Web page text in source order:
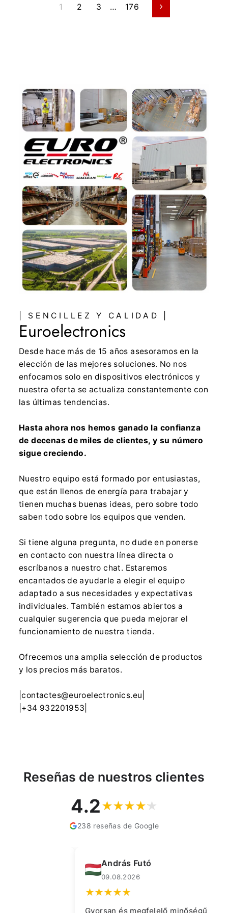
1 2 3 … 176 Siguiente
| SENCILLEZ Y CALIDAD |
Euroelectronics
Desde hace más de 15 años asesoramos en la
elección de las mejores soluciones. No nos
enfocamos solo en dispositivos electrónicos y
nuestra oferta se actualiza constantemente con
las últimas tendencias.
Hasta ahora nos hemos ganado la confianza
de decenas de miles de clientes, y su número
sigue creciendo.
Nuestro equipo está formado por entusiastas,
que están llenos de energía para trabajar y
tienen muchas buenas ideas, pero sobre todo
saben todo sobre los equipos que venden.
Si tiene alguna pregunta, no dude en ponerse
en contacto con nuestra línea directa o
escríbanos a nuestro chat. Estaremos
encantados de ayudarle a elegir el equipo
adaptado a sus necesidades y expectativas
individuales. También estamos abiertos a
cualquier sugerencia que pueda mejorar el
funcionamiento de nuestra tienda.
Ofrecemos una amplia selección de productos
y los precios más baratos.
|contactes@euroelectronics.eu|
|+34 932201953|
Reseñas de nuestros clientes
4.2
238 reseñas de Google
András Futó
Gyorsan és megfelelő minőségű terméket